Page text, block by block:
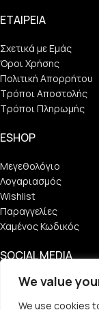
We value
We use cookies
ΕΤΑΙΡΕΙΑ
Σχετικά με Εμάς
Όροι Χρήσης
Πολιτική Απορρήτου
Τρόποι Αποστολής
Τρόποι Πληρωμής
ESHOP
Μεγεθολόγιο
Λογαριασμός
Wishlist
Παραγγελίες
Χαμένος Κωδικός
SOCIAL MEDIA
Find Us